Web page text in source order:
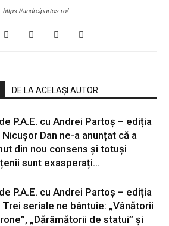
https://andreipartos.ro/
DE LA ACELAȘI AUTOR
P.A.E. cu Andrei Partoș – ediția
Nicușor Dan ne-a anunțat că a
din nou consens și totuși
sunt exasperați...
P.A.E. cu Andrei Partoș – ediția
Trei seriale ne bântuie: „Vânătorii
„Dărâmătorii de statui” și